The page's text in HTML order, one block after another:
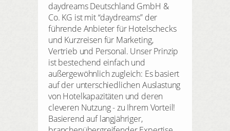
Blog
Unsere Produkte
daydreams Deutschland GmbH &
Co. KG ist mit “daydreams” der
führende Anbieter für Hotelschecks
und Kurzreisen für Marketing,
Vertrieb und Personal. Unser Prinzip
ist bestechend einfach und
außergewöhnlich zugleich: Es basiert
auf der unterschiedlichen Auslastung
von Hotelkapazitäten und deren
cleveren Nutzung - zu Ihrem Vorteil!
Basierend auf langjähriger,